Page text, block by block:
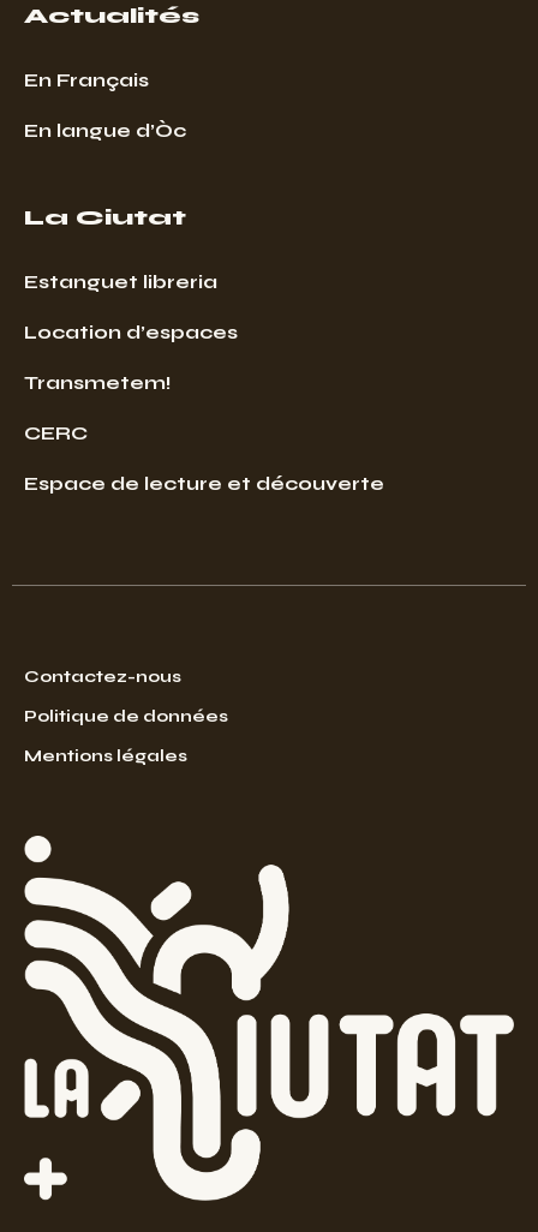
Actualités
En Français
En langue d’Òc
La Ciutat
Estanguet libreria
Location d’espaces
Transmetem!
CERC
Espace de lecture et découverte
Contactez-nous
Politique de données
Mentions légales